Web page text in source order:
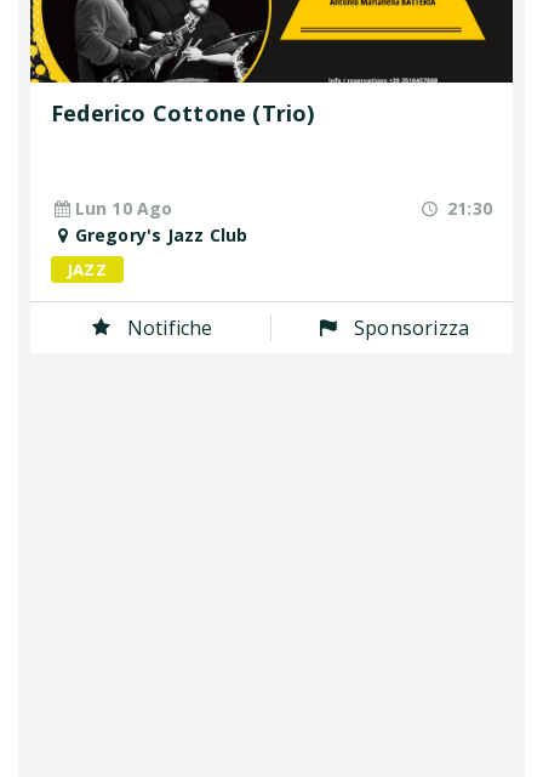
Federico Cottone (Trio)
Lun 10 Ago
21:30
Gregory's Jazz Club
JAZZ
Notifiche Sponsorizza